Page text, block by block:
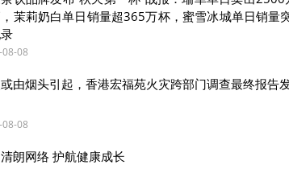
公司数据被窃取案。网信部门工作发现，该企
，该企业为方便共享、打印系统文件，将涉
置云服务器安全组规则不生效，长期存在未
数据被窃取。该企业未依法履行网络安全、
取技术措施和其他必要措施保障数据安全，
安全法》《数据安全法》《网络数据安全管
信办已依法责令其改正，并予以警告、罚款处
茉莉奶白单日销量超365万杯，蜜雪冰城单日销量
08
由烟头引起，香港宏福苑火灾跨部门调查最终报告
08
朗网络 护航健康成长